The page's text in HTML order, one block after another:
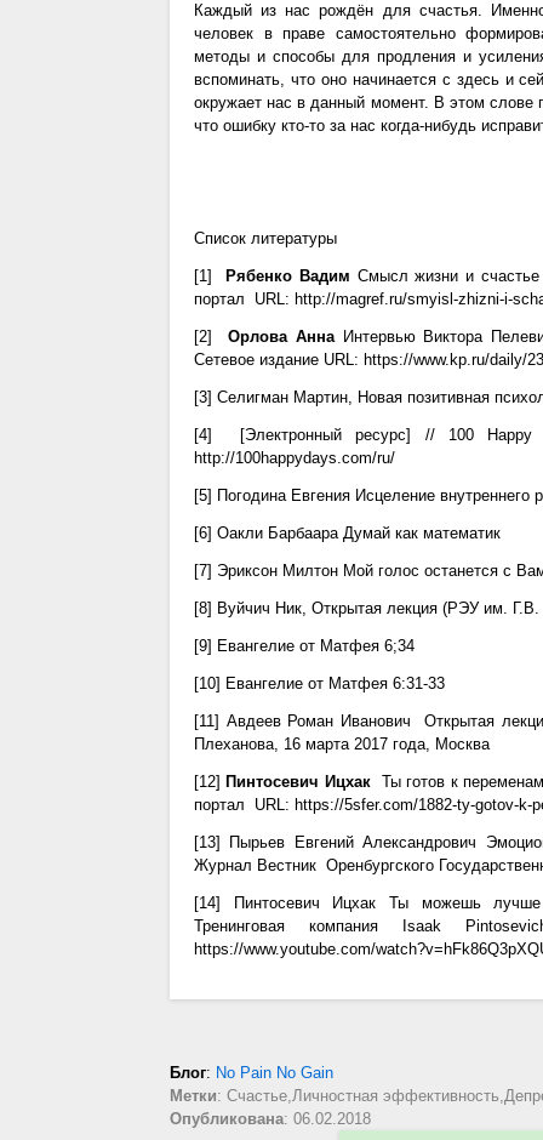
Каждый из нас рождён для счастья.
человек в праве самостоятельно
методы и способы для продления и
вспоминать, что оно начинается с здесь и
окружает нас в данный момент. В этом слове
что ошибку кто-то за нас когда-нибудь
Список литературы
[1] Рябенко Вадим Смысл жизни и
портал URL: http://magref.ru/smyisl-zhizni-i-
[2] Орлова АннаИнтервью Виктора
Сетевое издание URL: https://www.kp.ru/daily/
[3] Селигман Мартин, Новая позитивная
[4] [Электронный ресурс] // 100 Happy
http://100happydays.com/ru/
[5] Погодина Евгения Исцеление внутреннего
[6] Оакли Барбаара Думай как математик
[7] Эриксон Милтон Мой голос останется с
[8] Вуйчич Ник, Открытая лекция (РЭУ им.
[9] Евангелие от Матфея 6;34
[10] Евангелие от Матфея 6:31-33
[11] Авдеев Роман Иванович Открытая
Плеханова, 16 марта 2017 года, Москва
[12] Пинтосевич Ицхак Ты готов к
портал URL: https://5sfer.com/1882-ty-gotov-k-
[13] Пырьев Евгений Александрович
Журнал Вестник Оренбургского
[14] Пинтосевич Ицхак Ты можешь
Тренинговая компания Isaak
https://www.youtube.com/
Блог: No Pain No Gain
Метки: Счастье,Личностная
Опубликована: 06.02.2018